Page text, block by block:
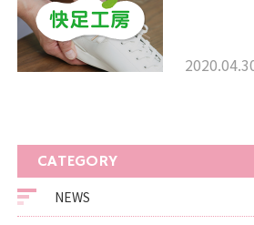
CATEGORY
NEWS